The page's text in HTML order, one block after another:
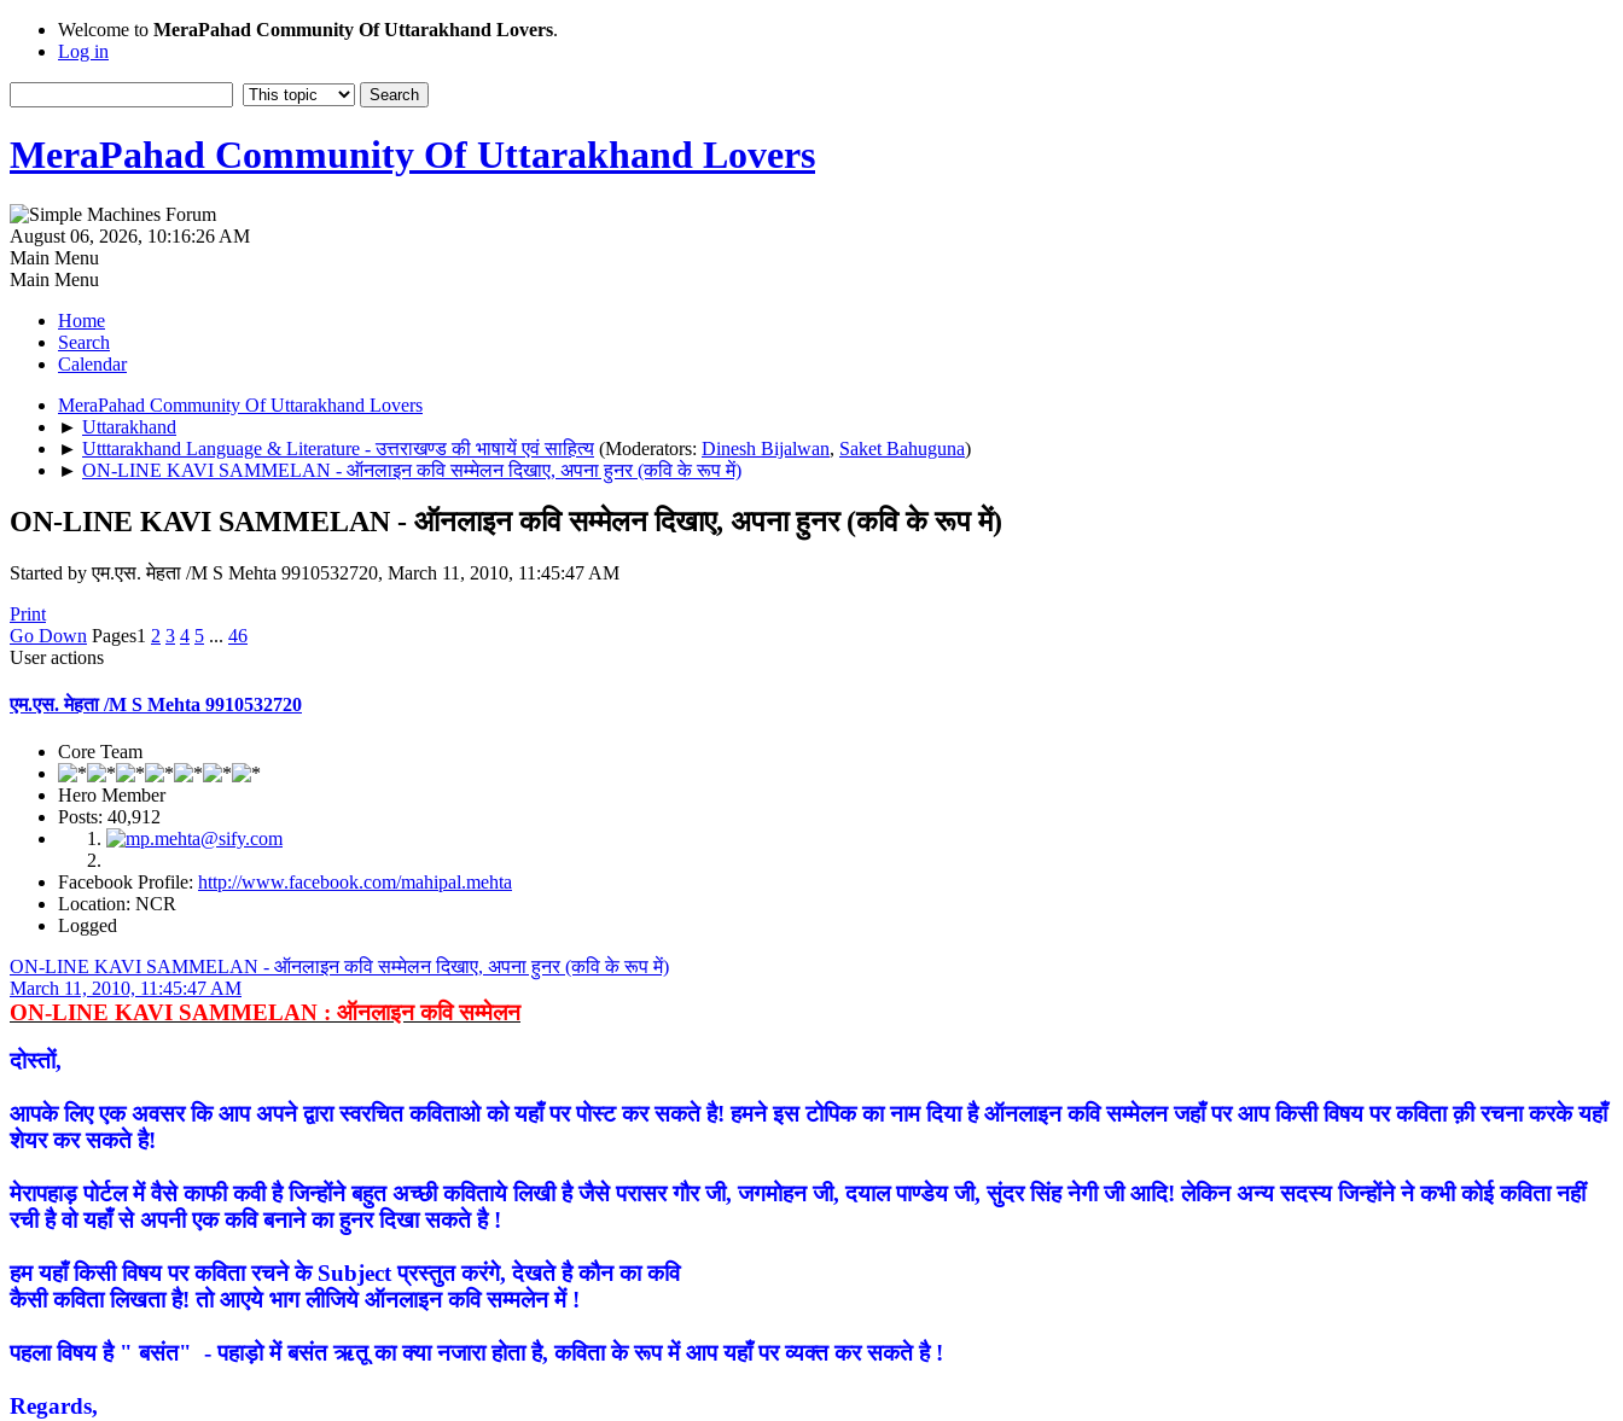
Welcome to MeraPahad Community Of Uttarakhand Lovers.
Log in
MeraPahad Community Of Uttarakhand Lovers
August 06, 2026, 10:16:26 AM
Main Menu
Main Menu
Home
Search
Calendar
MeraPahad Community Of Uttarakhand Lovers
► Uttarakhand
► Utttarakhand Language & Literature - उत्तराखण्ड की भाषायें एवं साहित्य (Moderators: Dinesh Bijalwan, Saket Bahuguna)
► ON-LINE KAVI SAMMELAN - ऑनलाइन कवि सम्मेलन दिखाए, अपना हुनर (कवि के रूप में)
ON-LINE KAVI SAMMELAN - ऑनलाइन कवि सम्मेलन दिखाए, अपना हुनर (कवि के रूप में)
Started by एम.एस. मेहता /M S Mehta 9910532720, March 11, 2010, 11:45:47 AM
Print
Go Down Pages1 2 3 4 5 ... 46
User actions
एम.एस. मेहता /M S Mehta 9910532720
Core Team
Hero Member
Posts: 40,912
Facebook Profile: http://www.facebook.com/mahipal.mehta
Location: NCR
Logged
ON-LINE KAVI SAMMELAN - ऑनलाइन कवि सम्मेलन दिखाए, अपना हुनर (कवि के रूप में)
March 11, 2010, 11:45:47 AM
ON-LINE KAVI SAMMELAN : ऑनलाइन कवि सम्मेलन
दोस्तों,
आपके लिए एक अवसर कि आप अपने द्वारा स्वरचित कविताओ को यहाँ पर पोस्ट कर सकते है! हमने इस टोपिक का नाम दिया है ऑनलाइन कवि सम्मेलन जहाँ पर आप किसी विषय पर कविता क़ी रचना करके यहाँ
शेयर कर सकते है!
मेरापहाड़ पोर्टल में वैसे काफी कवी है जिन्होंने बहुत अच्छी कविताये लिखी है जैसे परासर गौर जी, जगमोहन जी, दयाल पाण्डेय जी, सुंदर सिंह नेगी जी आदि! लेकिन अन्य सदस्य जिन्होंने ने कभी कोई कविता नहीं
रची है वो यहाँ से अपनी एक कवि बनाने का हुनर दिखा सकते है !
हम यहाँ किसी विषय पर कविता रचने के Subject प्रस्तुत करंगे, देखते है कौन का कवि
कैसी कविता लिखता है! तो आएये भाग लीजिये ऑनलाइन कवि सम्मलेन में !
पहला विषय है " बसंत" - पहाड़ो में बसंत ऋतू का क्या नजारा होता है, कविता के रूप में आप यहाँ पर व्यक्त कर सकते है !
Regards,